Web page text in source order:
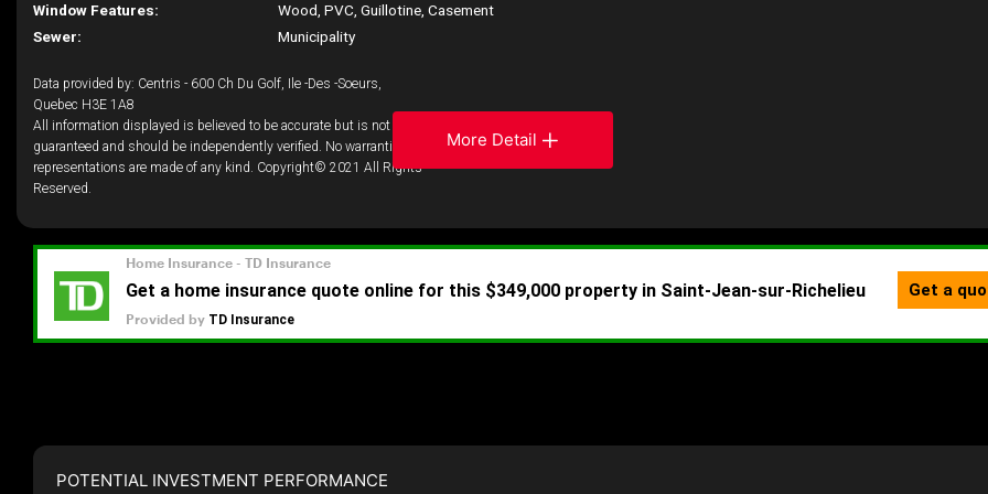
Window Features:
Wood, PVC, Guillotine, Casement
Sewer:
Municipality
Data provided by: Centris - 600 Ch Du Golf, Ile -Des -Soeurs,
Quebec H3E 1A8
All information displayed is believed to be accurate but is not
guaranteed and should be independently verified. No warranties or
representations are made of any kind. Copyright© 2021 All Rights
Reserved.
More Detail
POTENTIAL INVESTMENT PERFORMANCE